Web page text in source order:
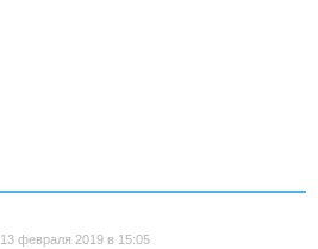
13 февраля 2019 в 15:05